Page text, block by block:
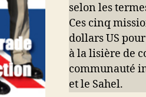
selon les
Ces cinq
dollars US
à la lisière de
communauté
et le Sahel.